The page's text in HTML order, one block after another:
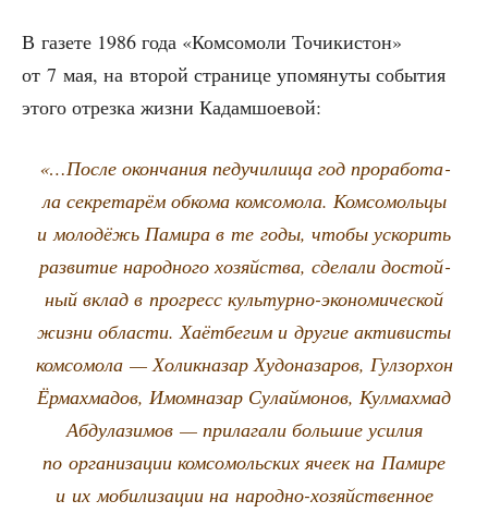
В газе­те 1986 года «Ком­со­мо­ли Точи­ки­стон»
от 7 мая, на вто­рой стра­ни­це упо­мя­ну­ты собы­тия
это­го отрез­ка жиз­ни Кадамшоевой:
«…После окон­ча­ния педучи­ли­ща год про­ра­бо­та­
ла сек­ре­та­рём обко­ма ком­со­мо­ла. Ком­со­моль­цы
и моло­дёжь Пами­ра в те годы, что­бы уско­рить
раз­ви­тие народ­но­го хозяй­ства, сде­ла­ли достой­
ный вклад в про­гресс куль­тур­но-эко­но­ми­че­ской
жиз­ни обла­сти. Хаёт­бе­гим и дру­гие акти­ви­сты
ком­со­мо­ла — Холик­на­зар Худо­на­за­ров, Гул­зор­хон
Ёрмах­ма­дов, Имом­на­зар Сулай­мо­нов, Кул­мах­мад
Абду­ла­зи­мов — при­ла­га­ли боль­шие уси­лия
по орга­ни­за­ции ком­со­моль­ских яче­ек на Пами­ре
и их моби­ли­за­ции на народ­но-хозяй­ствен­ное